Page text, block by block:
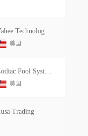
Yahee Technologies Corp.
美国
Zodiac Pool Systems Llc
美国
Trading